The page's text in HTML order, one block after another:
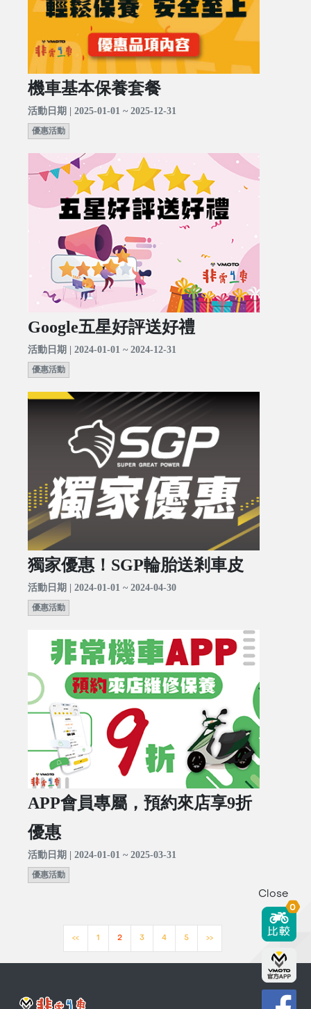
機車基本保養套餐
活動日期 | 2025-01-01 ~ 2025-12-31
優惠活動
Google五星好評送好禮
活動日期 | 2024-01-01 ~ 2024-12-31
優惠活動
獨家優惠！SGP輪胎送剎車皮
活動日期 | 2024-01-01 ~ 2024-04-30
優惠活動
APP會員專屬，預約來店享9折
優惠
活動日期 | 2024-01-01 ~ 2025-03-31
優惠活動
<< 1 2 3 4 5 >>
Close
0